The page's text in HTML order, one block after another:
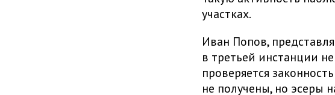
участках.
Иван Попов,
в третьей инстанции
проверяется
не получены, но эсеры